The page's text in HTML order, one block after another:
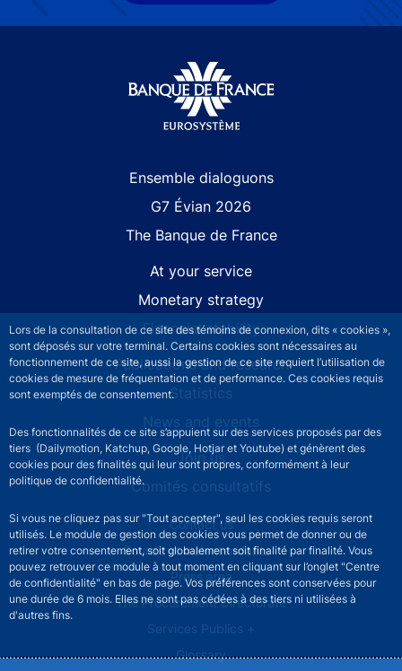
Lors de la consultation de ce site des témoins de connexion, dits « cookies »,
sont déposés sur votre terminal. Certains cookies sont nécessaires au
fonctionnement de ce site, aussi la gestion de ce site requiert l’utilisation de
cookies de mesure de fréquentation et de performance. Ces cookies requis
sont exemptés de consentement.
Des fonctionnalités de ce site s’appuient sur des services proposés par des
tiers (Dailymotion, Katchup, Google, Hotjar et Youtube) et génèrent des
cookies pour des finalités qui leur sont propres, conformément à leur
politique de confidentialité.
Si vous ne cliquez pas sur "Tout accepter", seul les cookies requis seront
utilisés. Le module de gestion des cookies vous permet de donner ou de
retirer votre consentement, soit globalement soit finalité par finalité. Vous
pouvez retrouver ce module à tout moment en cliquant sur l’onglet "Centre
de confidentialité" en bas de page. Vos préférences sont conservées pour
une durée de 6 mois. Elles ne sont pas cédées à des tiers ni utilisées à
d'autres fins.
Ensemble dialoguons
G7 Évian 2026
The Banque de France
At your service
Monetary strategy
Financial stability
Publications and research
Statistics
News and events
Join us
Comités consultatifs
Footer secondary menuContact us
Sourds et malentendants
Press area
The Procurement Directorate
Services Publics +
Glossary